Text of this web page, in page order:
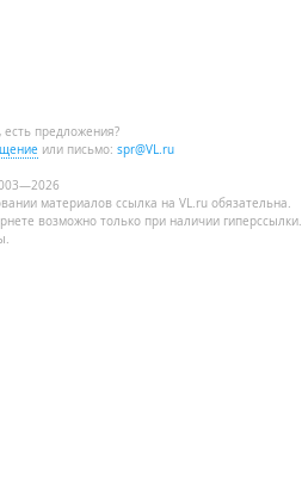
транспорта.
предложения?
или письмо: spr@VL.ru
материалов ссылка на VL.ru обязательна.
возможно только при наличии гиперссылки.